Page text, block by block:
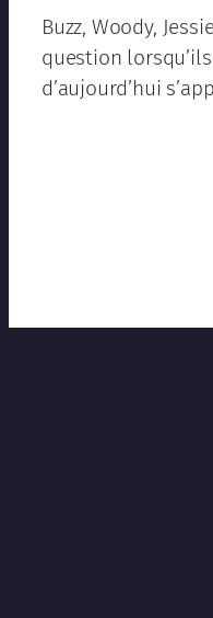
Buzz, Woody,
question
d’aujourd’hui